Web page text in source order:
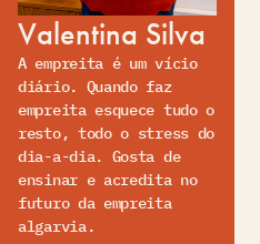
Valentina Silva
A empreita é um vício
diário. Quando faz
empreita esquece tudo o
resto, todo o stress do
dia-a-dia. Gosta de
ensinar e acredita no
futuro da empreita
algarvia.